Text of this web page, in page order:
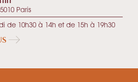
Paris
de 10h30 à 14h et de 15h à 19h30